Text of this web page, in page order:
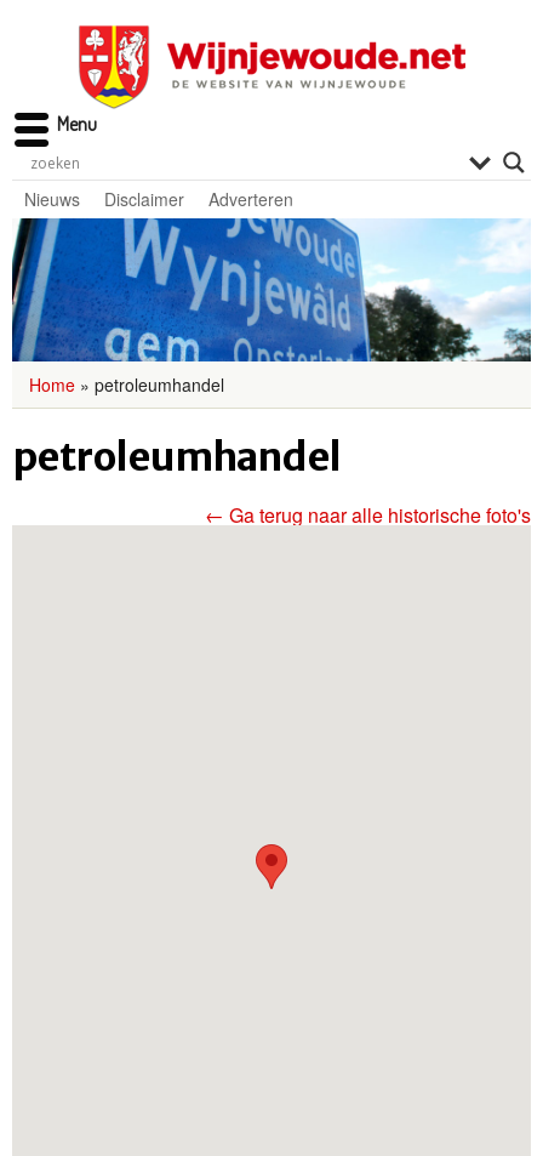
Nieuws Disclaimer Adverteren
Home » petroleumhandel
petroleumhandel
← Ga terug naar alle historische foto's
Menu